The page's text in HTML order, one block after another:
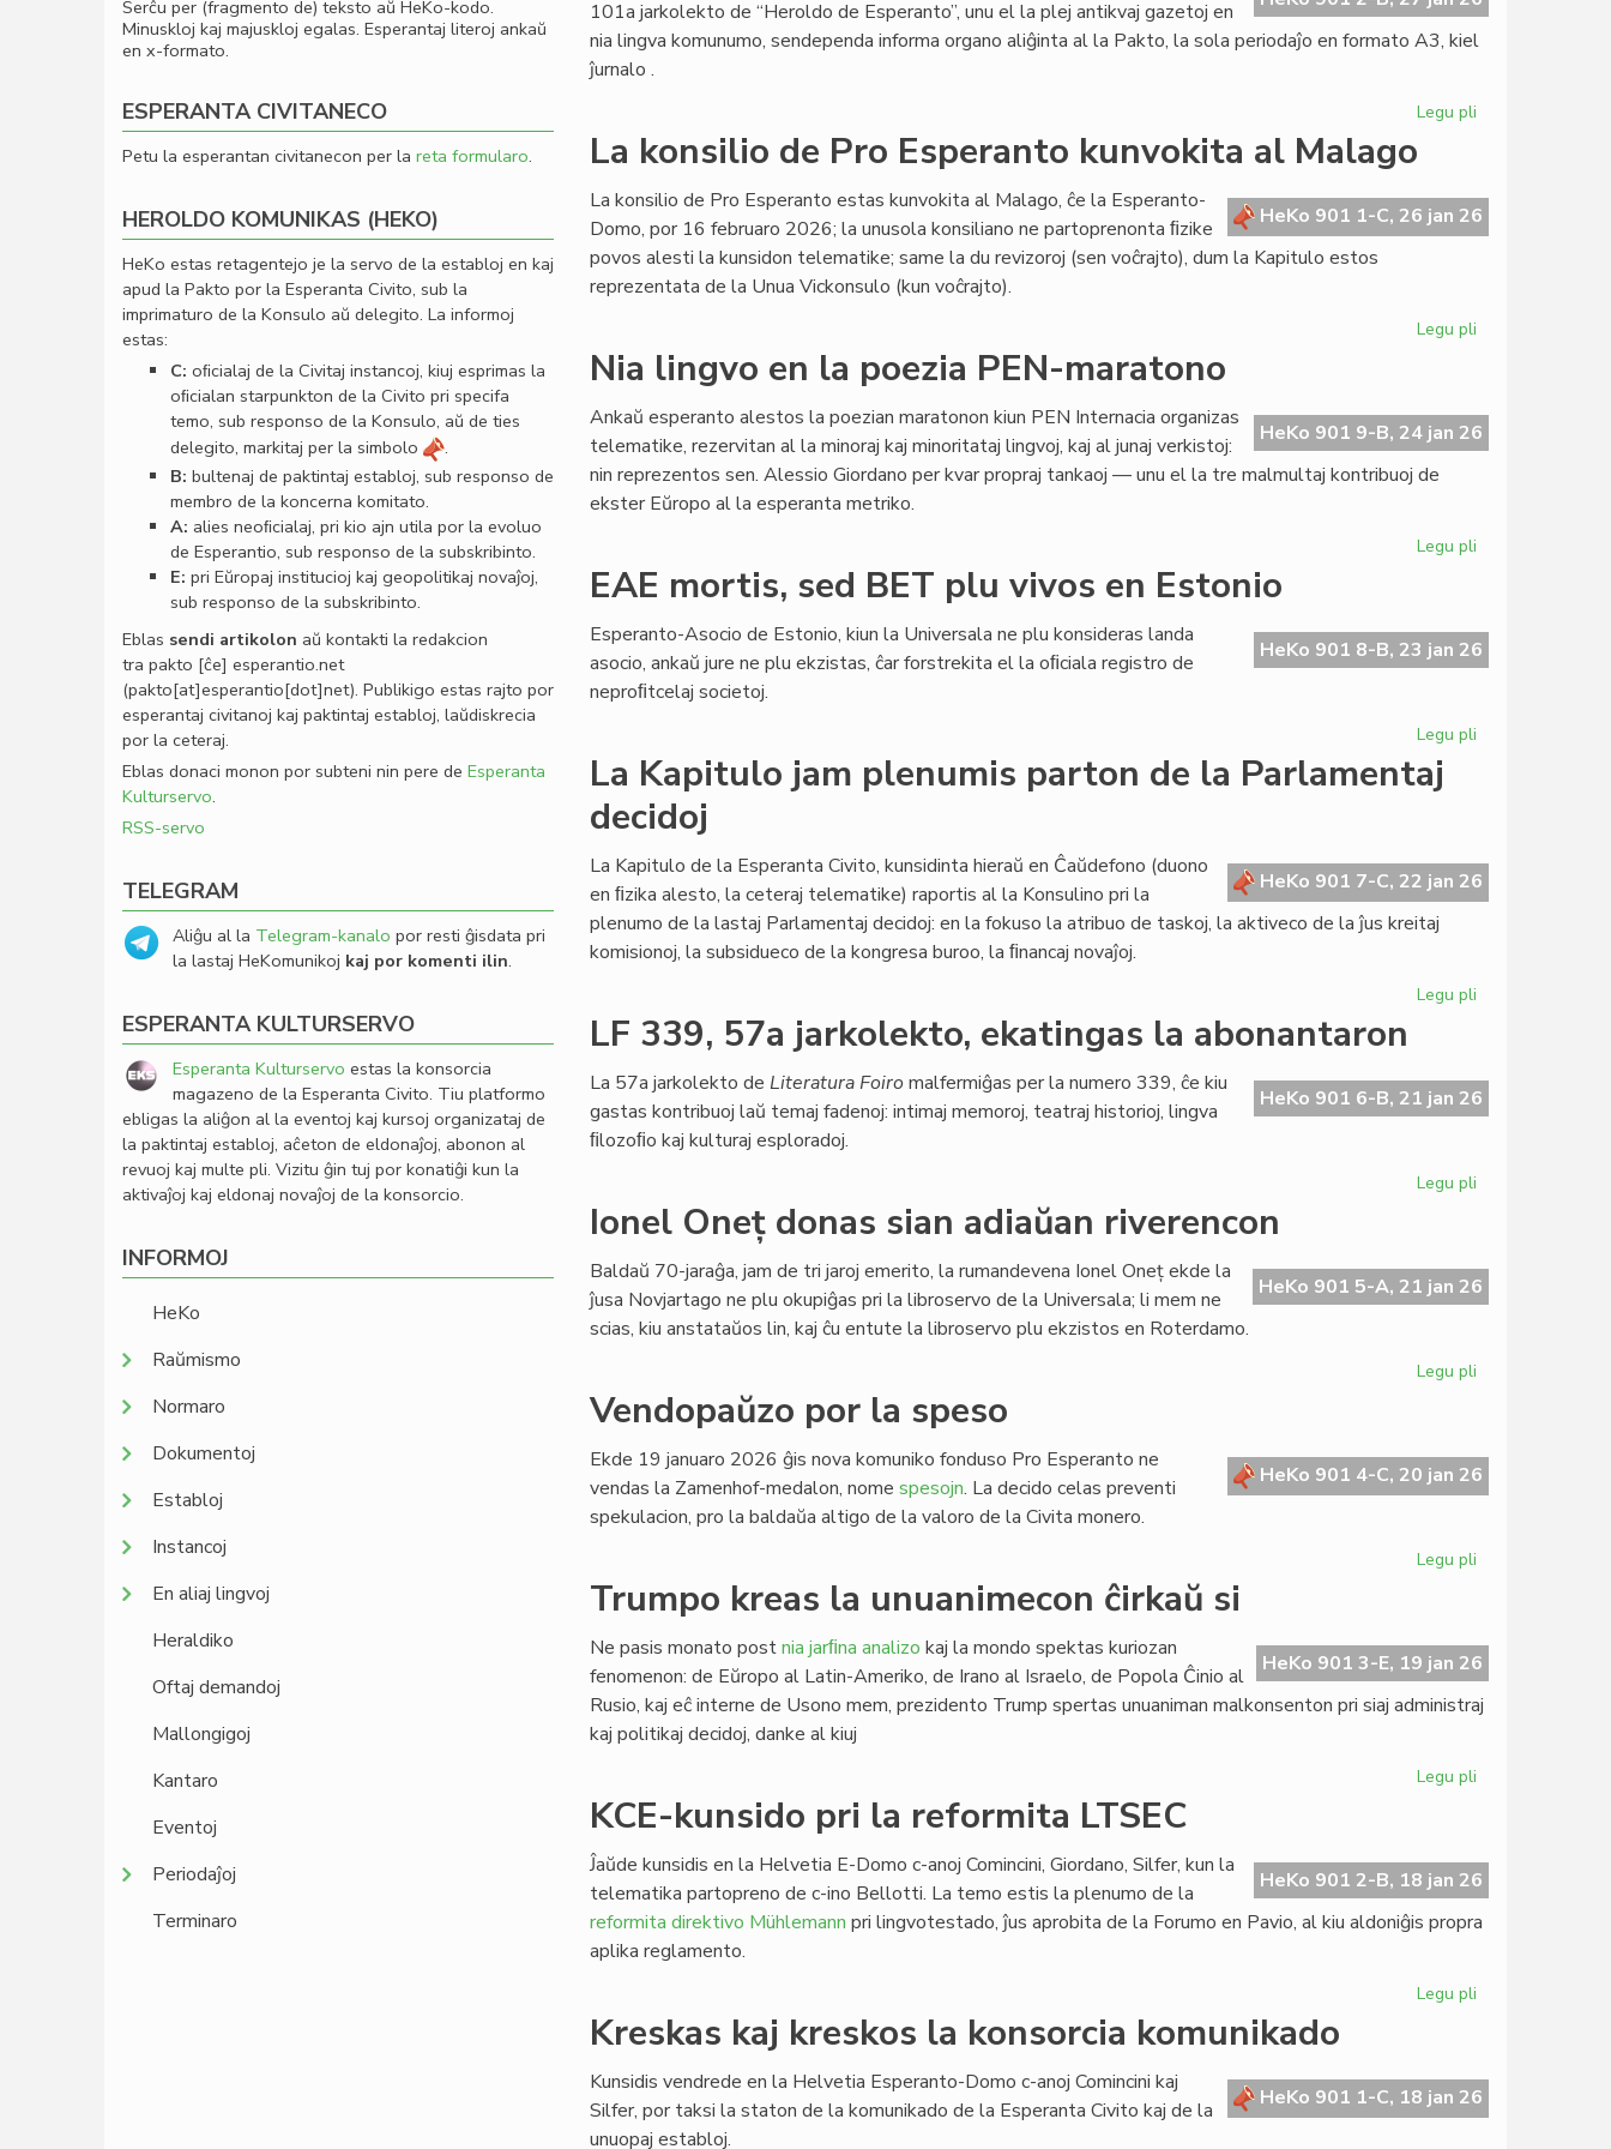
101a jarkolekto de “Heroldo de Esperanto”, unu el la plej antikvaj gazetoj en
nia lingva komunumo, sendependa informa organo aliĝinta al la Pakto, la sola periodaĵo en formato A3, kiel
ĵurnalo .
Legu pli
2025
de
La konsilio de Pro Esperanto kunvokita al Malago
HeKo 901 1-C, 26 jan 26
La konsilio de Pro Esperanto estas kunvokita al Malago, ĉe la Esperanto-
Domo, por 16 februaro 2026; la unusola konsiliano ne partoprenonta ﬁzike
povos alesti la kunsidon telematike; same la du revizoroj (sen voĉrajto), dum la Kapitulo estos
reprezentata de la Unua Vickonsulo (kun voĉrajto).
Legu pli
Pro
Esperanto
Nia lingvo en la poezia PEN-maratono
HeKo 901 9-B, 24 jan 26
Ankaŭ esperanto alestos la poezian maratonon kiun PEN Internacia organizas
telematike, rezervitan al la minoraj kaj minoritataj lingvoj, kaj al junaj verkistoj:
nin reprezentos sen. Alessio Giordano per kvar propraj tankaoj — unu el la tre malmultaj kontribuoj de
ekster Eŭropo al la esperanta metriko.
Legu pli
la
poezia
EAE mortis, sed BET plu vivos en Estonio
HeKo 901 8-B, 23 jan 26
Esperanto-Asocio de Estonio, kiun la Universala ne plu konsideras landa
asocio, ankaŭ jure ne plu ekzistas, ĉar forstrekita el la oﬁciala registro de
neproﬁtcelaj societoj.
Legu pli
plu
vivos
La Kapitulo jam plenumis parton de la Parlamentaj
decidoj
HeKo 901 7-C, 22 jan 26
La Kapitulo de la Esperanta Civito, kunsidinta hieraŭ en Ĉaŭdefono (duono
en ﬁzika alesto, la ceteraj telematike) raportis al la Konsulino pri la
plenumo de la lastaj Parlamentaj decidoj: en la fokuso la atribuo de taskoj, la aktiveco de la ĵus kreitaj
komisionoj, la subsidueco de la kongresa buroo, la ﬁnancaj novaĵoj.
Legu pli
plenumis
parton
LF 339, 57a jarkolekto, ekatingas la abonantaron
HeKo 901 6-B, 21 jan 26
La 57a jarkolekto de Literatura Foiromalfermiĝas per la numero 339, ĉe kiu
gastas kontribuoj laŭ temaj fadenoj: intimaj memoroj, teatraj historioj, lingva
ﬁlozoﬁo kaj kulturaj esploradoj.
Legu pli
jarkolekto,
ekatingas
Ionel Oneț donas sian adiaŭan riverencon
HeKo 901 5-A, 21 jan 26
Baldaŭ 70-jaraĝa, jam de tri jaroj emerito, la rumandevena Ionel Oneț ekde la
ĵusa Novjartago ne plu okupiĝas pri la libroservo de la Universala; li mem ne
scias, kiu anstataŭos lin, kaj ĉu entute la libroservo plu ekzistos en Roterdamo.
Legu pli
sian
adiaŭan
Vendopaŭzo por la speso
HeKo 901 4-C, 20 jan 26
Ekde 19 januaro 2026 ĝis nova komuniko fonduso Pro Esperanto ne
vendas la Zamenhof-medalon, nome spesojn. La decido celas preventi
spekulacion, pro la baldaŭa altigo de la valoro de la Civita monero.
Legu pli
speso
Trumpo kreas la unuanimecon ĉirkaŭ si
HeKo 901 3-E, 19 jan 26
Ne pasis monato postnia jarﬁna analizo kaj la mondo spektas kuriozan
fenomenon: de Eŭropo al Latin-Ameriko, de Irano al Israelo, de Popola Ĉinio al
Rusio, kaj eĉ interne de Usono mem, prezidento Trump spertas unuaniman malkonsenton pri siaj administraj
kaj politikaj decidoj, danke al kiuj
Legu pli
unuanimecon
ĉirkaŭ
si
KCE-kunsido pri la reformita LTSEC
HeKo 901 2-B, 18 jan 26
Ĵaŭde kunsidis en la Helvetia E-Domo c-anoj Comincini, Giordano, Silfer, kun la
telematika partopreno de c-ino Bellotti. La temo estis la plenumo de la
reformita direktivo Mühlemann pri lingvotestado, ĵus aprobita de la Forumo en Pavio, al kiu aldoniĝis propra
aplika reglamento.
Legu pli
la
reformita
Kreskas kaj kreskos la konsorcia komunikado
HeKo 901 1-C, 18 jan 26
Kunsidis vendrede en la Helvetia Esperanto-Domo c-anoj Comincini kaj
Silfer, por taksi la staton de la komunikado de la Esperanta Civito kaj de la
unuopaj establoj.
Serĉu per (fragmento de) teksto aŭ HeKo-kodo.
Minuskloj kaj majuskloj egalas. Esperantaj literoj ankaŭ
en x-formato.
ESPERANTA CIVITANECO
Petu la esperantan civitanecon per la reta formularo.
HEROLDO KOMUNIKAS (HEKO)
HeKo estas retagentejo je la servo de la establoj en kaj
apud la Pakto por la Esperanta Civito, sub la
imprimaturo de la Konsulo aŭ delegito. La informoj
estas:
C: oﬁcialaj de la Civitaj instancoj, kiuj esprimas la
oﬁcialan starpunkton de la Civito pri specifa
temo, sub responso de la Konsulo, aŭ de ties
delegito, markitaj per la simbolo
.
B: bultenaj de paktintaj establoj, sub responso de
membro de la koncerna komitato.
A: alies neoﬁcialaj, pri kio ajn utila por la evoluo
de Esperantio, sub responso de la subskribinto.
E: pri Eŭropaj institucioj kaj geopolitikaj novaĵoj,
sub responso de la subskribinto.
Eblas sendi artikolon aŭ kontakti la redakcion
tra pakto [ĉe] esperantio.net
(pakto[at]esperantio[dot]net). Publikigo estas rajto por
esperantaj civitanoj kaj paktintaj establoj, laŭdiskrecia
por la ceteraj.
Eblas donaci monon por subteni nin pere de Esperanta
Kulturservo.
RSS-servo
TELEGRAM
Aliĝu al la Telegram-kanalo por resti ĝisdata pri
la lastaj HeKomunikoj kaj por komenti ilin.
ESPERANTA KULTURSERVO
Esperanta Kulturservo estas la konsorcia
magazeno de la Esperanta Civito. Tiu platformo
ebligas la aliĝon al la eventoj kaj kursoj organizataj de
la paktintaj establoj, aĉeton de eldonaĵoj, abonon al
revuoj kaj multe pli. Vizitu ĝin tuj por konatiĝi kun la
aktivaĵoj kaj eldonaj novaĵoj de la konsorcio.
INFORMOJ
HeKo
Raŭmismo
Normaro
Dokumentoj
Establoj
Instancoj
En aliaj lingvoj
Heraldiko
Oftaj demandoj
Mallongigoj
Kantaro
Eventoj
Periodaĵoj
Terminaro